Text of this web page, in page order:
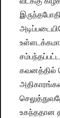
கவனத்தில்
உகந்ததான